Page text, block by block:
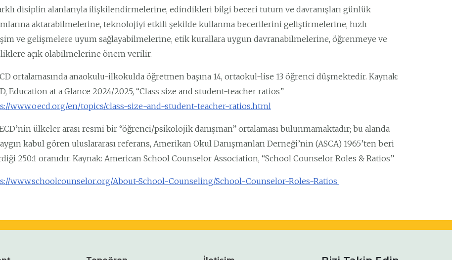
disiplin alanlarıyla ilişkilendirmelerine, edindikleri bilgi beceri tutum ve davranışları günlük
aktarabilmelerine, teknolojiyi etkili şekilde kullanma becerilerini geliştirmelerine, hızlı
ve gelişmelere uyum sağlayabilmelerine, etik kurallara uygun davranabilmelerine, öğrenmeye ve
açık olabilmelerine önem verilir.
ortalamasında anaokulu-ilkokulda öğretmen başına 14, ortaokul-lise 13 öğrenci düşmektedir. Kaynak:
Education at a Glance 2024/2025, “Class size and student-teacher ratios”
www.oecd.org/en/topics/class-size-and-student-teacher-ratios.html
ülkeler arası resmi bir “öğrenci/psikolojik danışman” ortalaması bulunmamaktadır; bu alanda
kabul gören uluslararası referans, Amerikan Okul Danışmanları Derneği’nin (ASCA) 1965’ten beri
250:1 oranıdır. Kaynak: American School Counselor Association, “School Counselor Roles & Ratios”
www.schoolcounselor.org/About-School-Counseling/School-Counselor-Roles-Ratios